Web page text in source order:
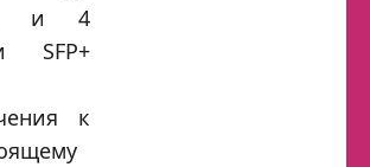
и 4
SFP+
к